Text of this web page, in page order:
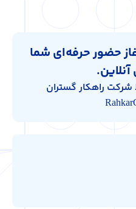
حضور حرفه‌ای شما
راهکار گستران